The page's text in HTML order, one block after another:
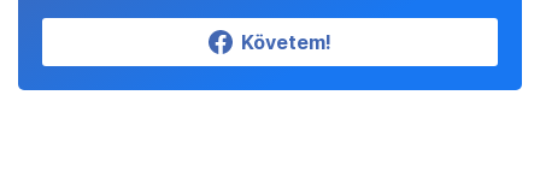
Követem!